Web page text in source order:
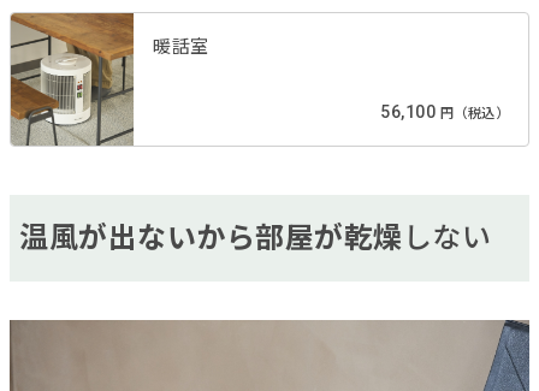
暖話室
56,100 円（税込）
温風が出ないから部屋が乾燥 しない